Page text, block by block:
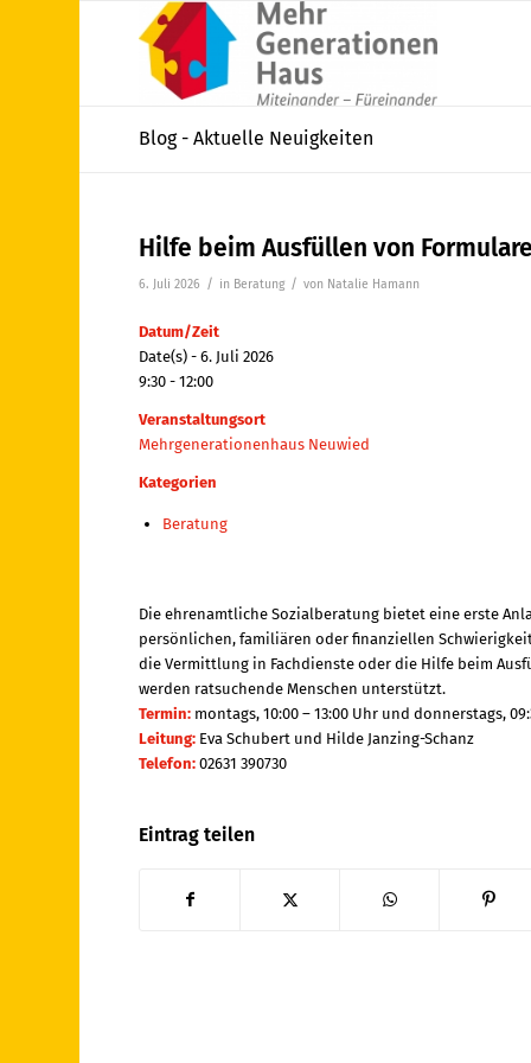
Blog - Aktuelle Neuigkeiten
Hilfe beim Ausfüllen von
6. Juli 2026 / in Beratung / von Natalie Hamann
Datum/Zeit
Date(s) - 6. Juli 2026
9:30 - 12:00
Veranstaltungsort
Mehrgenerationenhaus Neuwied
Kategorien
Beratung
Die ehrenamtliche Sozialberatung bietet eine erste
persönlichen, familiären oder finanziellen
die Vermittlung in Fachdienste oder die Hilfe beim
werden ratsuchende Menschen unterstützt.
Termin: montags, 10:00 – 13:00 Uhr und donnerstags,
Leitung: Eva Schubert und Hilde Janzing-Schanz
Telefon: 02631 390730
Eintrag teilen